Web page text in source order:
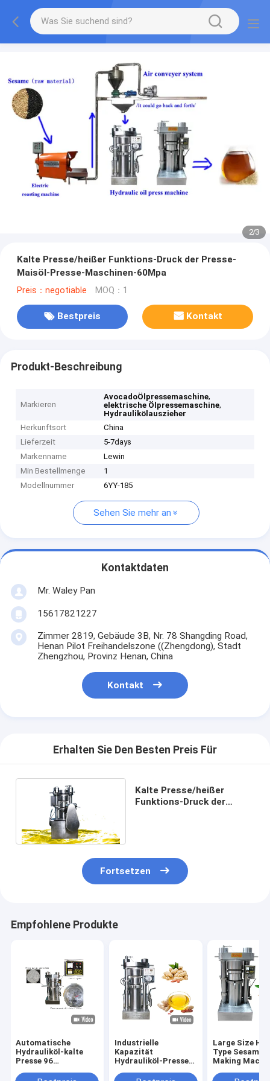
2/3
Kalte Presse/heißer Funktions-Druck der Presse-
Maisöl-Presse-Maschinen-60Mpa
Preis：negotiable MOQ：1
Bestpreis Kontakt
Produkt-Beschreibung
Markieren
AvocadoÖlpressemaschine,
elektrische Ölpressemaschine,
Hydraulikölauszieher
Herkunftsort
China
Lieferzeit
5-7days
Markenname
Lewin
Min Bestellmenge
1
Modellnummer
6YY-185
Sehen Sie mehr an
Kontaktdaten
Mr. Waley Pan
15617821227
Zimmer 2819, Gebäude 3B, Nr. 78 Shangding Road,
Henan Pilot Freihandelszone ((Zhengdong), Stadt
Zhengzhou, Provinz Henan, China
Kontakt
Erhalten Sie Den Besten Preis Für
Kalte Presse/heißer
Funktions-Druck der
Fortsetzen
Empfohlene Produkte
Automatische
Hydrauliköl-kalte
Presse 96
Presse-Maschine 60
Industrielle
Kapazität
Hydrauliköl-Presse-
Erdnussöl Presser
Large Size
Type Sesame
Making
Avocado